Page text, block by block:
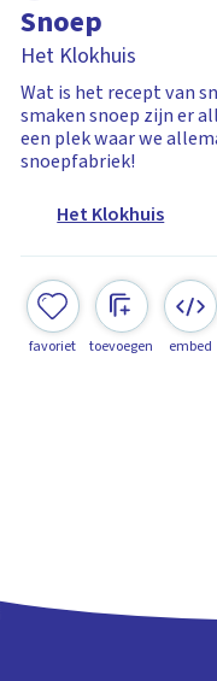
Snoep
Het Klokhuis
Wat is het recept van
smaken snoep zijn er
een plek waar we
snoepfabriek!
Het Klokhuis
favoriet toevoegen embed